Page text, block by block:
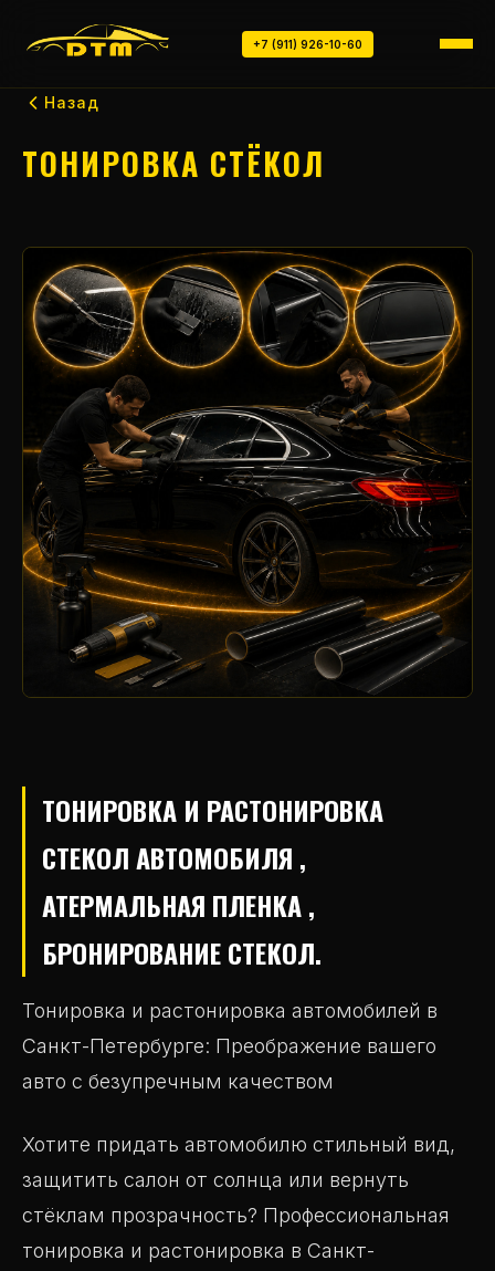
+7 (911) 926-10-60
Назад
ТОНИРОВКА СТЁКОЛ
ТОНИРОВКА И РАСТОНИРОВКА
СТЕКОЛ АВТОМОБИЛЯ ,
АТЕРМАЛЬНАЯ ПЛЕНКА ,
БРОНИРОВАНИЕ СТЕКОЛ.
Тонировка и растонировка автомобилей в
Санкт-Петербурге: Преображение вашего
авто с безупречным качеством
Хотите придать автомобилю стильный вид,
защитить салон от солнца или вернуть
стёклам прозрачность? Профессиональная
тонировка и растонировка в Санкт-